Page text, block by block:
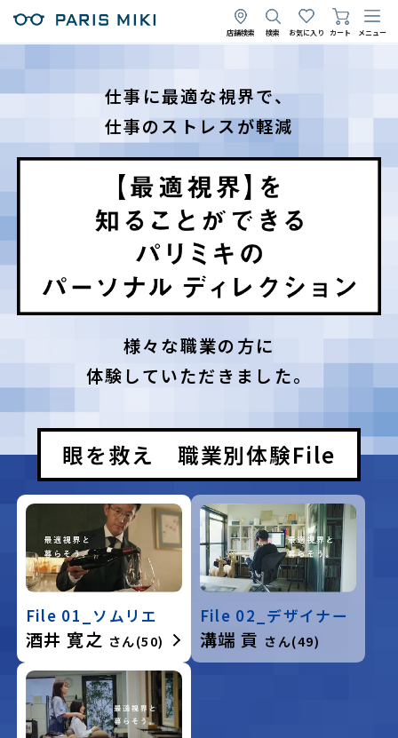
店舗検索 検索 お気に入り カート メニュー
仕事に最適な視界で、
仕事のストレスが軽減
様々な職業の方に
体験していただきました。
眼を救え 職業別体験File
File 01_ソムリエ
酒井 寛之 さん(50)
File 02_デザイナー
溝端 貢 さん(49)